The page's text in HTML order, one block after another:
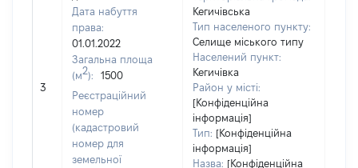
3
Дата набуття
права:
01.01.2022
Загальна площа
(м2):
1500
Реєстраційний
номер
(кадастровий
номер для
земельної
Кегичівська
Тип населеного пункту:
Селище міського типу
Населений пункт:
Кегичівка
Район у місті:
[Конфіденційна
інформація]
Тип: [Конфіденційна
інформація]
Назва: [Конфіденційна